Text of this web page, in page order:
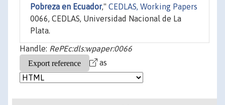
Pobreza en Ecuador," CEDLAS, Working Papers
0066, CEDLAS, Universidad Nacional de La
Plata.
Handle: RePEc:dls:wpaper:0066
as